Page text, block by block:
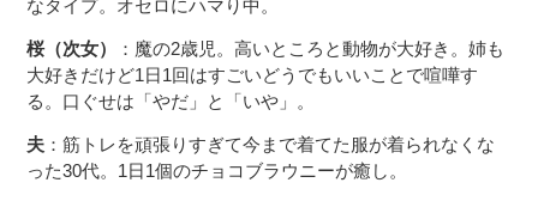
なタイプ。オセロにハマり中。
桜（次女）
：魔の2歳児。高いところと動物が大好き。姉も
大好きだけど1日1回はすごいどうでもいいことで喧嘩す
る。口ぐせは「やだ」と「いや」。
夫 ：筋トレを頑張りすぎて今まで着てた服が着られなくな
った30代。1日1個のチョコブラウニーが癒し。